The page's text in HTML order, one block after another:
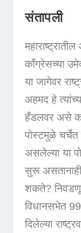
संतापली
काँग्रेसच्या
या जागेवर
अहमद हे
हँडलवर असे
पोस्टमुळे चर्चेत
असलेल्या या
सुरू
शकते?
विधानसभेत
दिलेल्या